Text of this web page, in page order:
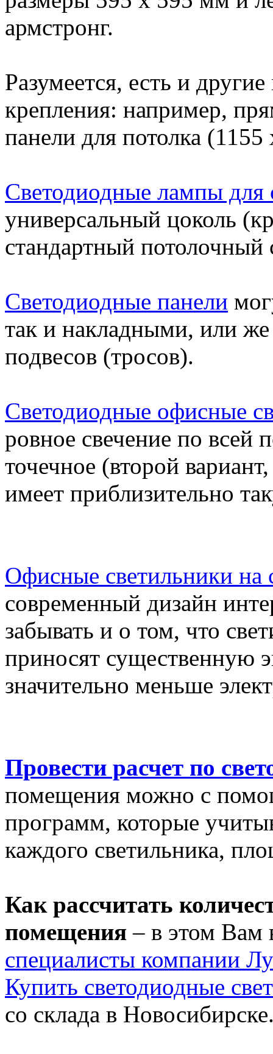
армстронг.
Разумеется, есть и
крепления: например,
панели для потолка
Светодиодные лампы для
универсальный цоколь
стандартный потолочный
Светодиодные панели
так и накладными, или
подвесов (тросов).
Светодиодные офисные
ровное свечение по всей
точечное (второй
имеет приблизительно
Офисные светильники на
современный дизайн
забывать и о том, что
приносят существенную
значительно меньше
Провести расчет по
помещения можно с
программ, которые
каждого светильника,
Как рассчитать
помещения – в этом Вам
специалисты компании
Купить светодиодные
со склада в